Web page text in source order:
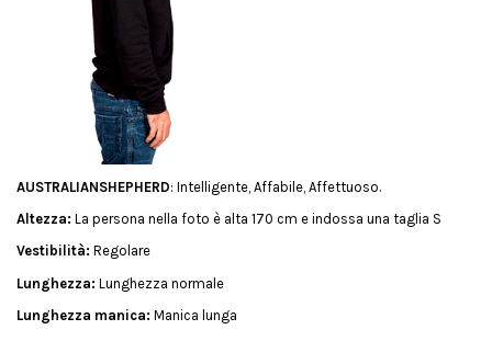
AUSTRALIANSHEPHERD: Intelligente, Affabile, Affettuoso.
Altezza: La persona nella foto è alta 170 cm e indossa una taglia S
Vestibilità: Regolare
Lunghezza: Lunghezza normale
Lunghezza manica: Manica lunga